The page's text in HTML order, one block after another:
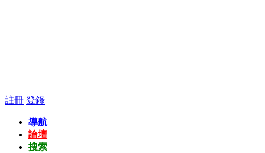
註冊 登錄
導航
論壇
搜索